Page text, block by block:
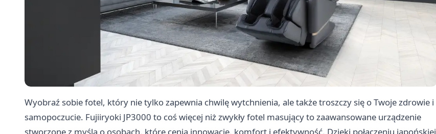
Wyobraź sobie fotel, który nie tylko zapewnia chwilę wytchnienia, ale także troszczy się o Twoje zdrowie i
samopoczucie. Fujiiryoki JP3000 to coś więcej niż zwykły fotel masujący to zaawansowane urządzenie
stworzone z myślą o osobach, które cenią innowacje, komfort i efektywność. Dzięki połączeniu japońskiej